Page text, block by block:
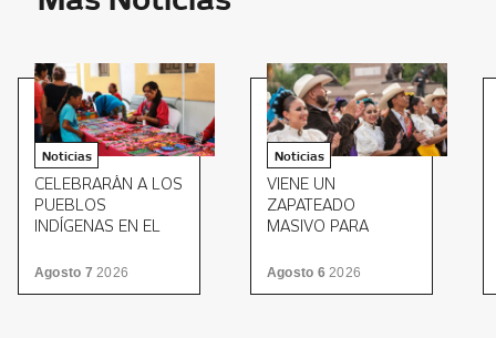
Noticias
CELEBRARÁN A LOS
PUEBLOS
INDÍGENAS EN EL
CULTURAS
Agosto 72026
Noticias
VIENE UN
ZAPATEADO
MASIVO PARA
FOLKLÓRICO
Agosto 62026